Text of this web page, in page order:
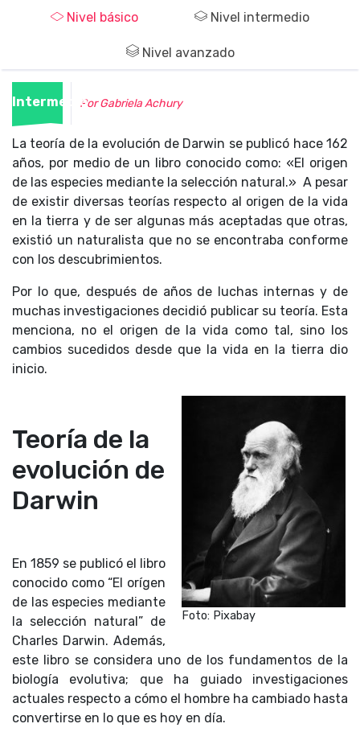
Nivel básico Nivel intermedio
Nivel avanzado
IntermedioPor Gabriela Achury
La teoría de la evolución de Darwin se publicó hace 162
años, por medio de un libro conocido como: «El origen
de las especies mediante la selección natural.» A pesar
de existir diversas teorías respecto al origen de la vida
en la tierra y de ser algunas más aceptadas que otras,
existió un naturalista que no se encontraba conforme
con los descubrimientos.
Por lo que, después de años de luchas internas y de
muchas investigaciones decidió publicar su teoría. Esta
menciona, no el origen de la vida como tal, sino los
cambios sucedidos desde que la vida en la tierra dio
inicio.
Foto: Pixabay
Teoría de la
evolución de
Darwin
En 1859 se publicó el libro
conocido como “El orígen
de las especies mediante
la selección natural” de
Charles Darwin. Además,
este libro se considera uno de los fundamentos de la
biología evolutiva; que ha guiado investigaciones
actuales respecto a cómo el hombre ha cambiado hasta
convertirse en lo que es hoy en día.